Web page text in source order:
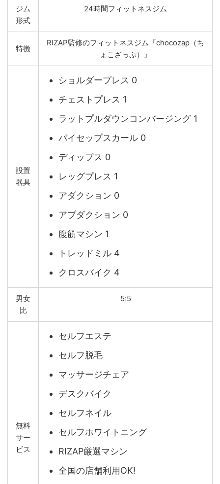
ジム
形式
24時間フィットネスジム
特徴
RIZAP監修のフィットネスジム『chocozap（ち
ょこざっぷ）』
設置
器具
ショルダープレス 0
チェストプレス 1
ラットプルダウンコンバージング 1
バイセップスカール 0
ディップス 0
レッグプレス 1
アダクション 0
アブダクション 0
腹筋マシン 1
トレッドミル 4
クロスバイク 4
男女
比
5:5
無料
サー
ビス
セルフエステ
セルフ脱毛
マッサージチェア
デスクバイク
セルフネイル
セルフホワイトニング
RIZAP厳選マシン
全国の店舗利用OK!